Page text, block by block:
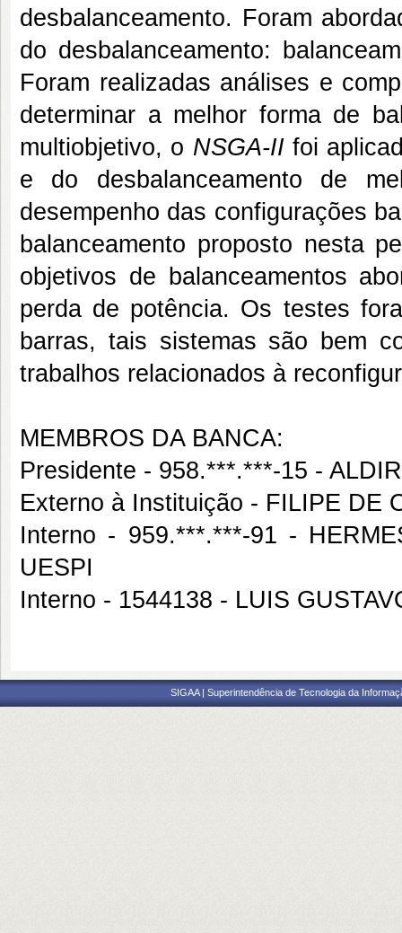
desbalanceamento. Foram
do desbalanceamento:
Foram realizadas análises e
determinar a melhor forma de
multiobjetivo, o NSGA-IIfoi
e do desbalanceamento de
desempenho das configurações
balanceamento proposto nesta
objetivos de balanceamentos
perda de potência. Os testes
barras, tais sistemas são bem
trabalhos relacionados à
MEMBROS DA BANCA:
Presidente - 958.***.***-15 -
Externo à Instituição - FILIPE DE
Interno - 959.***.***-91 -
UESPI
Interno - 1544138 - LUIS
SIGAA | Superintendência de Tecnologia da